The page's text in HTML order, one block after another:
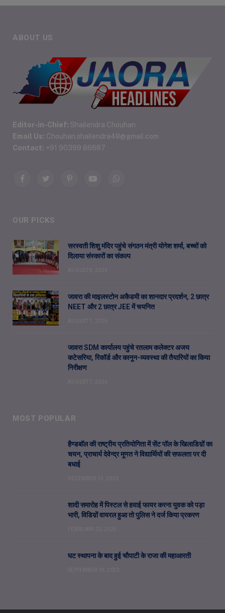
ABOUT US
Editor-in-Chief: Shailendra Chouhan
Email Us: Chouhan.shailendra48@gmail.com
Contact: +91 90399 86687
FacebookTwitterPinterestYouTubeWhatsApp
OUR PICKS
सरस्वती शिशु मंदिर पहुंचे संगठन मंत्री योगेश शर्मा, बच्चों को
दिलाया संस्कारों का संकल्प
जावरा की माइलस्टोन अकैडमी का शानदार प्रदर्शन, 2 छात्र
NEET और 2 छात्र JEE में चयनित
जावरा SDM कार्यालय पहुंचे रतलाम कलेक्टर अजय
कटेसरिया, रिकॉर्ड और कानून-व्यवस्था की तैयारियों का किया
निरीक्षण
MOST POPULAR
हैण्डबॉल की राष्ट्रीय प्रतियोगिता में सेंट पॉल के खिलाडिय़ों का
चयन, प्राचार्य देवेन्द्र मूणत ने विद्यार्थियों की सफलता पर दी
बधाई
शादी समारोह में पिस्टल से हवाई फायर करना युवक को पड़ा
भारी, विडिय़ों वायरल हुआ तो पुलिस ने दर्ज किया प्रकरण
घट स्थापना के बाद हुई चौपाटी के राजा की महाआरती